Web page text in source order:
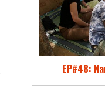
EP#48: